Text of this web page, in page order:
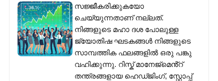
സജ്ജീകരിക്കുകയോ
ചെയ്യുന്നതാണ് നല്ലത്.
നിങ്ങളുടെ മഹാ ദശ പോലുള്ള
ജ്യോതിഷ ഘടകങ്ങൾ നിങ്ങളുടെ
സാമ്പത്തിക ഫലങ്ങളിൽ ഒരു പങ്കു
വഹിക്കുന്നു. റിസ്ക് മാനേജ്മെൻ്റ്
തന്ത്രങ്ങളായ ഹെഡ്ജിംഗ്, സ്റ്റോപ്പ്